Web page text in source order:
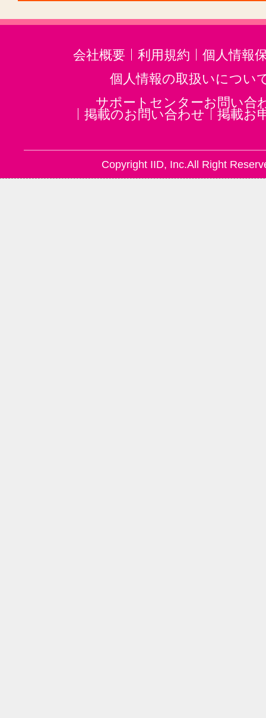
会社概要 利用規約
個人情報
個人情報の取扱いについ
サポートセンターお問い合
掲載のお問い合わせ
掲載お
Copyright IID, Inc.All Right